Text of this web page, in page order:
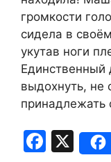
громкости
сидела в
укутав ноги
выдохнуть, не
принадлежать
F
X